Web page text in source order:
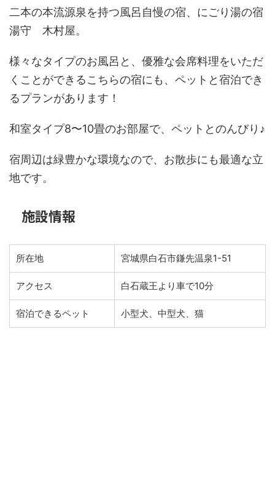
二本の本流源泉を持つ風呂自慢の宿、にごり湯の宿
湯守 木村屋。
様々なタイプのお風呂と、優雅な会席料理をいただ
くことができるこちらの宿にも、ペットと宿泊でき
るプランがあります！
和室タイプ8〜10畳のお部屋で、ペットとのんびり♪
宿周辺は緑豊かな環境なので、お散歩にも最適な立
地です。
施設情報
所在地 宮城県白石市鎌先温泉1-51
アクセス 白石蔵王より車で10分
宿泊できるペット 小型犬、中型犬、猫